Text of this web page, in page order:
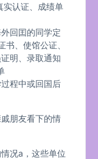
实认证、成绩单
回囯的同学定
、使馆公证、
明、录取通知
程中或回国后
朋友看下的情
况a，这些单位